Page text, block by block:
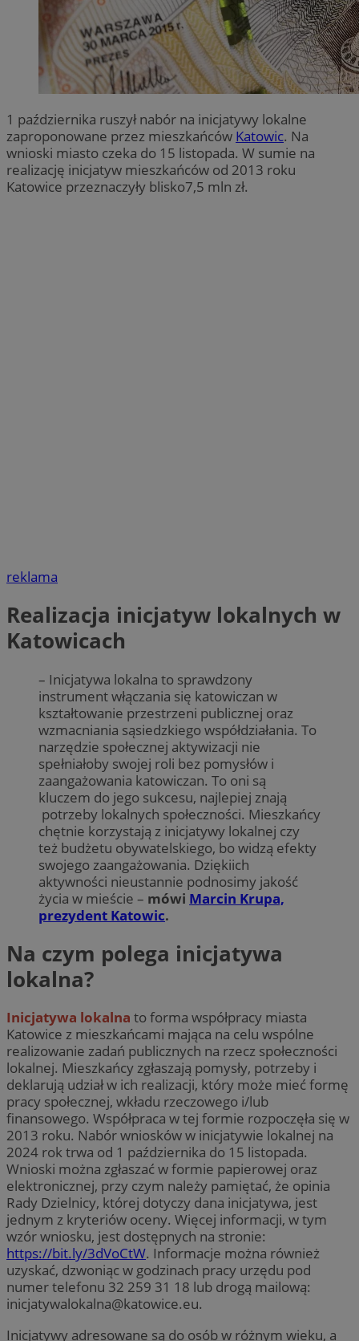
1 października ruszył nabór na inicjatywy lokalne
zaproponowane przez mieszkańców Katowic. Na
wnioski miasto czeka do 15 listopada. W sumie na
realizację inicjatyw mieszkańców od 2013 roku
Katowice przeznaczyły blisko7,5 mln zł.
reklama
Realizacja inicjatyw lokalnych w
Katowicach
– Inicjatywa lokalna to sprawdzony
instrument włączania się katowiczan w
kształtowanie przestrzeni publicznej oraz
wzmacniania sąsiedzkiego współdziałania. To
narzędzie społecznej aktywizacji nie
spełniałoby swojej roli bez pomysłów i
zaangażowania katowiczan. To oni są
kluczem do jego sukcesu, najlepiej znają
potrzeby lokalnych społeczności. Mieszkańcy
chętnie korzystają z inicjatywy lokalnej czy
też budżetu obywatelskiego, bo widzą efekty
swojego zaangażowania. Dziękiich
aktywności nieustannie podnosimy jakość
życia w mieście – mówi Marcin Krupa,
prezydent Katowic.
Na czym polega inicjatywa
lokalna?
Inicjatywa lokalna to forma współpracy miasta
Katowice z mieszkańcami mająca na celu wspólne
realizowanie zadań publicznych na rzecz społeczności
lokalnej. Mieszkańcy zgłaszają pomysły, potrzeby i
deklarują udział w ich realizacji, który może mieć formę
pracy społecznej, wkładu rzeczowego i/lub
finansowego. Współpraca w tej formie rozpoczęła się w
2013 roku. Nabór wniosków w inicjatywie lokalnej na
2024 rok trwa od 1 października do 15 listopada.
Wnioski można zgłaszać w formie papierowej oraz
elektronicznej, przy czym należy pamiętać, że opinia
Rady Dzielnicy, której dotyczy dana inicjatywa, jest
jednym z kryteriów oceny. Więcej informacji, w tym
wzór wniosku, jest dostępnych na stronie:
https://bit.ly/3dVoCtW. Informacje można również
uzyskać, dzwoniąc w godzinach pracy urzędu pod
numer telefonu 32 259 31 18 lub drogą mailową:
inicjatywalokalna@katowice.eu.
Inicjatywy adresowane są do osób w różnym wieku, a